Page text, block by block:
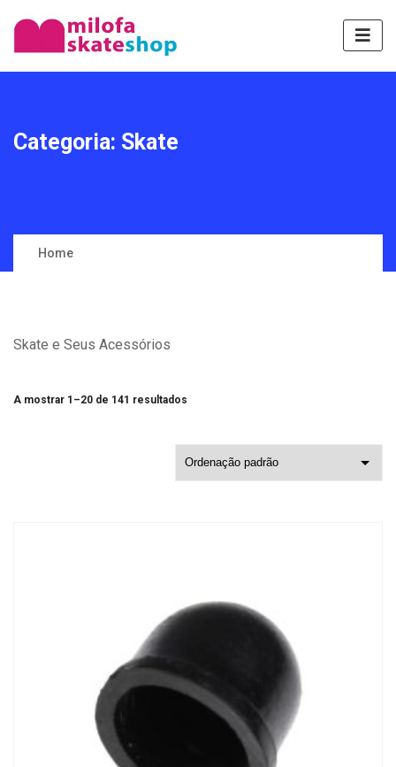
Categoria: Skate
Home
Skate e Seus Acessórios
A mostrar 1–20 de 141 resultados